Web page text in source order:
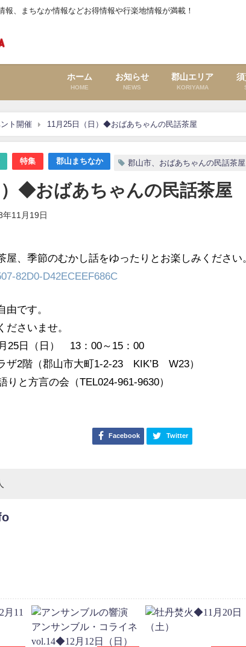
報、まちなか情報などお得情報や行楽地情報が満載！
ホーム
HOME
お知らせ
NEWS
郡山エリア
KORIYAMA
ト開催 11月25日（日）◆おばあちゃんの民話茶屋
特集 郡山まちなか 郡山市、おばあちゃんの民話茶屋
◆おばあちゃんの民話茶屋
年11月19日
屋、季節のむかし話をゆったりとお楽しみください
由です。
ださいませ。
25日（日） 13：00～15：00
ザ2階（郡山市大町1-2-23 KIK’B W23）
りと方言の会（TEL024-961-9630）
Facebook Twitter